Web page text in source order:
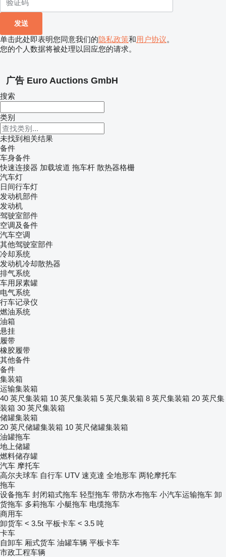
单击此处即表明您同意我们的隐私政策和用户协议。
您的个人数据将被处理以回应您的请求。
广告 Euro Auctions GmbH
搜索
类别
未找到相关结果
备件
车身备件
快速连接器 加载坡道 拖车杆 散热器格栅
汽车灯
日间行车灯
发动机部件
发动机
驾驶室部件
空调及备件
汽车空调
其他驾驶室部件
冷却系统
发动机冷却散热器
排气系统
车用尿素罐
电气系统
行车记录仪
燃油系统
油箱
悬挂
履带
橡胶履带
其他备件
备件
集装箱
运输集装箱
40 英尺集装箱 10 英尺集装箱 5 英尺集装箱 8 英尺集装箱 20 英尺集
装箱 30 英尺集装箱
储罐集装箱
20 英尺储罐集装箱 10 英尺储罐集装箱
油罐拖车
地上储罐
燃料储存罐
汽车 摩托车
高尔夫球车 自行车 UTV 速克達 全地形车 两轮摩托车
拖车
设备拖车 封闭箱式拖车 轻型拖车 带防水布拖车 小汽车运输拖车 卸
货拖车 多莉拖车 小艇拖车 电缆拖车
商用车
卸货车 < 3.5t 平板卡车 < 3.5 吨
卡车
自卸车 厢式货车 油罐车辆 平板卡车
市政工程车辆